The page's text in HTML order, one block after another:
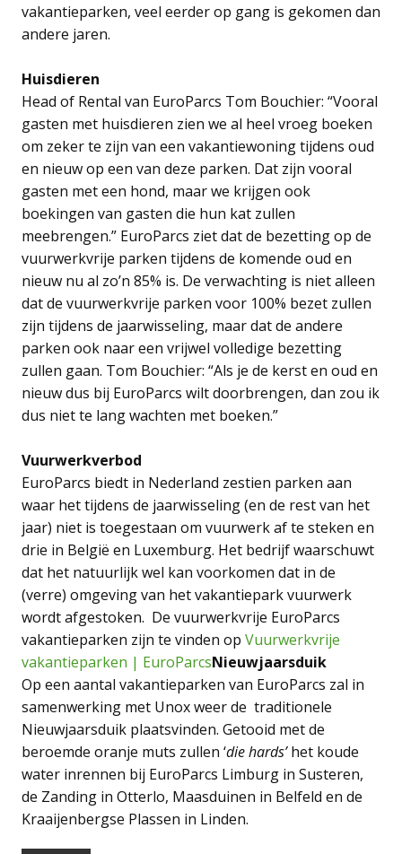
vakantieparken, veel eerder op gang is gekomen dan
andere jaren.
Huisdieren
Head of Rental van EuroParcs Tom Bouchier: “Vooral
gasten met huisdieren zien we al heel vroeg boeken
om zeker te zijn van een vakantiewoning tijdens oud
en nieuw op een van deze parken. Dat zijn vooral
gasten met een hond, maar we krijgen ook
boekingen van gasten die hun kat zullen
meebrengen.” EuroParcs ziet dat de bezetting op de
vuurwerkvrije parken tijdens de komende oud en
nieuw nu al zo’n 85% is. De verwachting is niet alleen
dat de vuurwerkvrije parken voor 100% bezet zullen
zijn tijdens de jaarwisseling, maar dat de andere
parken ook naar een vrijwel volledige bezetting
zullen gaan. Tom Bouchier: “Als je de kerst en oud en
nieuw dus bij EuroParcs wilt doorbrengen, dan zou ik
dus niet te lang wachten met boeken.”
Vuurwerkverbod
EuroParcs biedt in Nederland zestien parken aan
waar het tijdens de jaarwisseling (en de rest van het
jaar) niet is toegestaan om vuurwerk af te steken en
drie in België en Luxemburg. Het bedrijf waarschuwt
dat het natuurlijk wel kan voorkomen dat in de
(verre) omgeving van het vakantiepark vuurwerk
wordt afgestoken. De vuurwerkvrije EuroParcs
vakantieparken zijn te vinden op Vuurwerkvrije
vakantieparken | EuroParcsNieuwjaarsduik
Op een aantal vakantieparken van EuroParcs zal in
samenwerking met Unox weer de traditionele
Nieuwjaarsduik plaatsvinden. Getooid met de
beroemde oranje muts zullen ‘die hards’het koude
water inrennen bij EuroParcs Limburg in Susteren,
de Zanding in Otterlo, Maasduinen in Belfeld en de
Kraaijenbergse Plassen in Linden.